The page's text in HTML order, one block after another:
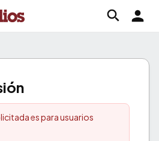
es para usuarios